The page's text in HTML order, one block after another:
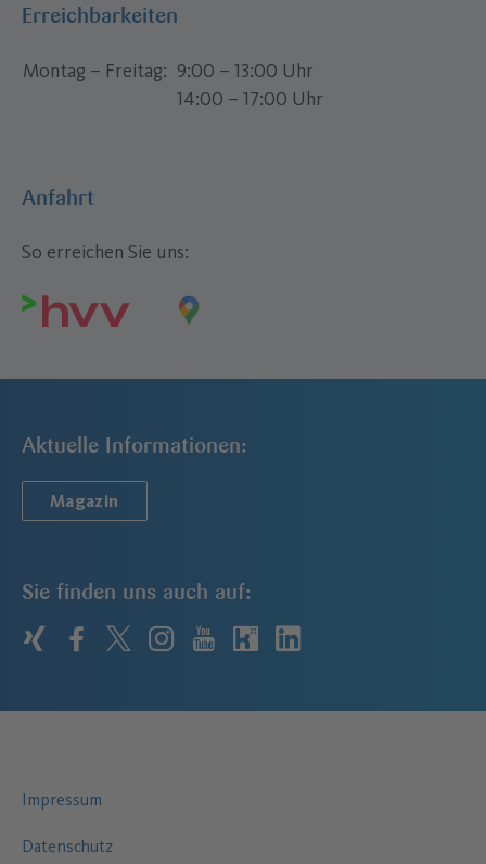
Erreichbarkeiten
Montag – Freitag
9:00 – 13:00 Uhr
14:00 – 17:00 Uhr
Anfahrt
So erreichen Sie uns:
Aktuelle Informationen:
Magazin
Sie finden uns auch auf:
xingfacebook
twitter
instagram
youtube
kununulinkedin
Impressum
Datenschutz